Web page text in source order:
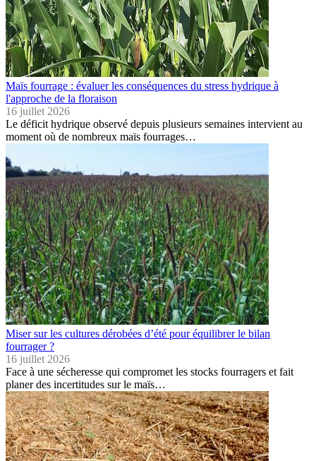
Maïs fourrage : évaluer les conséquences du stress hydrique à
l'approche de la floraison
16 juillet 2026
Le déficit hydrique observé depuis plusieurs semaines intervient au
moment où de nombreux maïs fourrages…
Miser sur les cultures dérobées d’été pour équilibrer le bilan
fourrager ?
16 juillet 2026
Face à une sécheresse qui compromet les stocks fourragers et fait
planer des incertitudes sur le maïs…